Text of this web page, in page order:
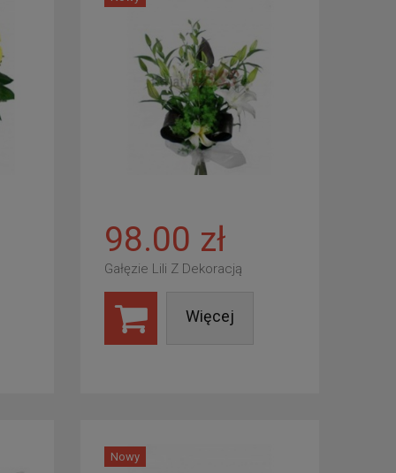
98.00 zł
Gałęzie Lili Z Dekoracją
Więcej
Nowy